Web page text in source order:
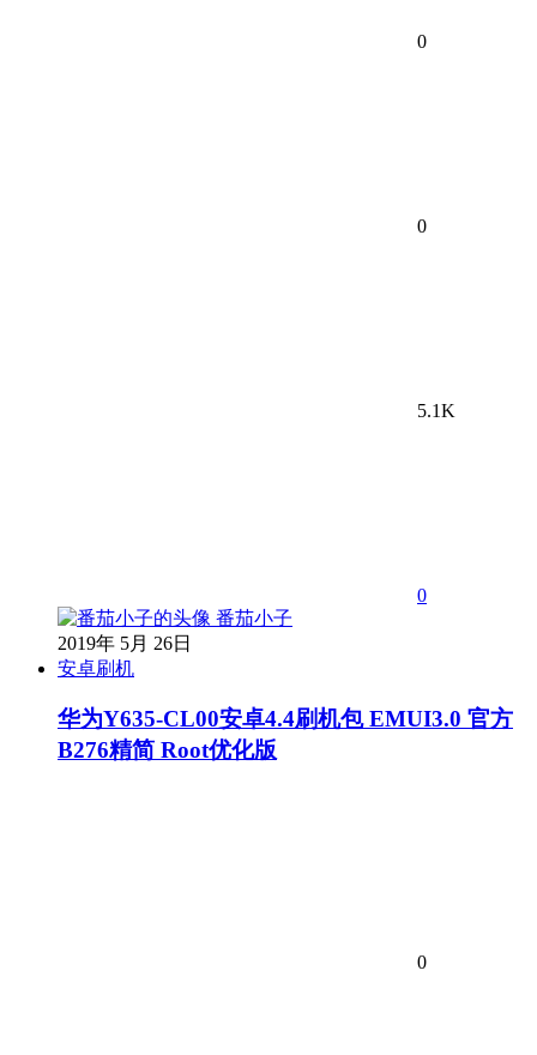
0
0
5.1K
0
番茄小子
2019年 5月 26日
安卓刷机
华为Y635-CL00安卓4.4刷机包 EMUI3.0 官方
B276精简 Root优化版
0